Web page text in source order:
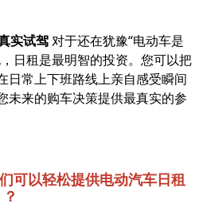
实试驾对于还在犹豫“电动车是
日租是最明智的投资。您可以把
日常上下班路线上亲自感受瞬间
未来的购车决策提供最真实的参
可以轻松提供电动汽车日租